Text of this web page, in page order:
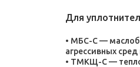
Для
МБС-С —
агрессивных
ТМКЩ-С —